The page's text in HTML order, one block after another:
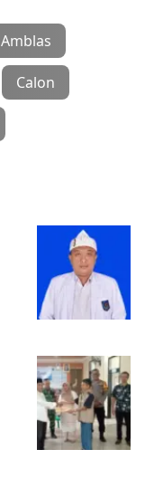
Amblas
Calon